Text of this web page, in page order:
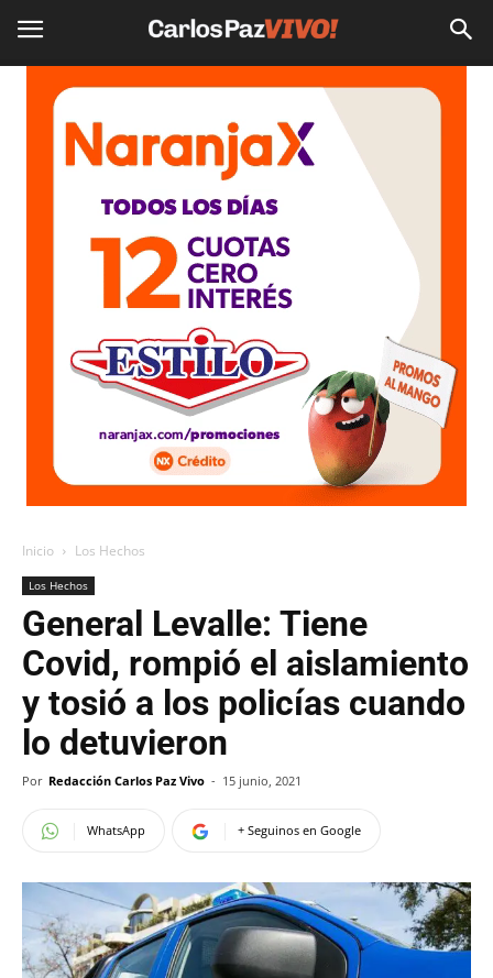
Inicio Los Hechos
Los Hechos
General Levalle: Tiene
Covid, rompió el aislamiento
y tosió a los policías cuando
lo detuvieron
Por Redacción Carlos Paz Vivo - 15 junio, 2021
WhatsApp + Seguinos en Google